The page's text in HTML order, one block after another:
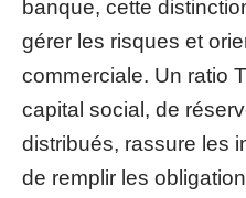
banque, cette
gérer les risques et
commerciale. Un ratio
capital social, de
distribués, rassure les
de remplir les